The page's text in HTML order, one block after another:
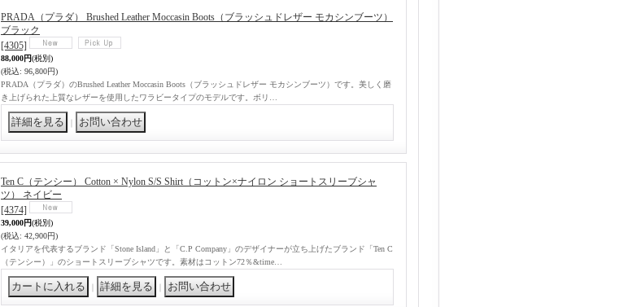
PRADA（プラダ） Brushed Leather Moccasin Boots（ブラッシュドレザー モカシンブーツ）
ブラック
[4305]
88,000円(税別)
(税込: 96,800円)
PRADA（プラダ）のBrushed Leather Moccasin Boots（ブラッシュドレザー モカシンブーツ）です。美しく磨
き上げられた上質なレザーを使用したワラビータイプのモデルです。ボリ…
Ten C（テンシー） Cotton × Nylon S/S Shirt（コットン×ナイロン ショートスリーブシャ
ツ） ネイビー
[4374]
39,000円(税別)
(税込: 42,900円)
イタリアを代表するブランド「Stone Island」と「C.P Company」のデザイナーが立ち上げたブランド「Ten C
（テンシー）」のショートスリーブシャツです。素材はコットン72％&time…